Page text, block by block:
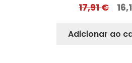
17,91€
Adicionar ao